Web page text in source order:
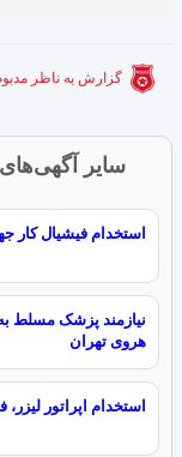
گزارش به ناظر
سایر
استخدام فیشیال کار
نیازمند پزشک مسلط
هروی تهران
استخدام اپراتور